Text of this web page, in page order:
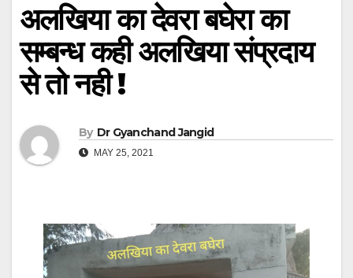
अलखिया का देवरा बघेरा का
सम्बन्ध कही अलखिया संप्रदाय
से तो नही !
By Dr Gyanchand Jangid
MAY 25, 2021